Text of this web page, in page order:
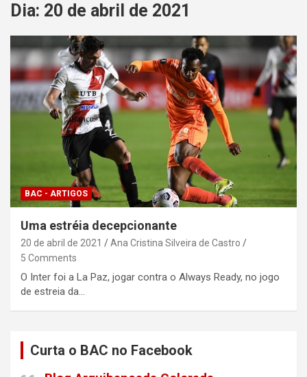
Dia: 20 de abril de 2021
BAC - ARTIGOS
Uma estréia decepcionante
20 de abril de 2021
Ana Cristina Silveira de Castro
5 Comments
O Inter foi a La Paz, jogar contra o Always Ready, no jogo
de estreia da…
Curta o BAC no Facebook